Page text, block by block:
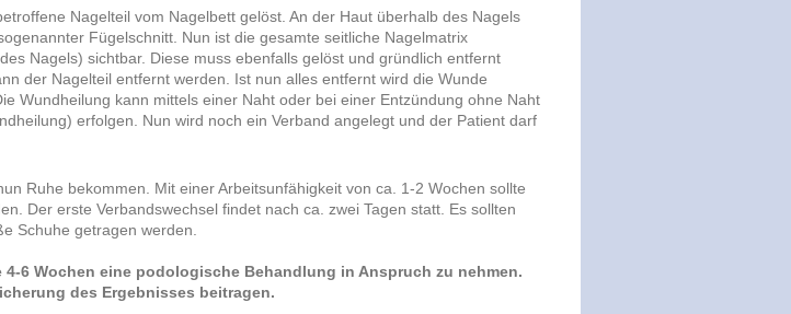
Nagelteil vom Nagelbett gelöst. An der Haut überhalb des Nagels
Fügelschnitt. Nun ist die gesamte seitliche Nagelmatrix
Nagels) sichtbar. Diese muss ebenfalls gelöst und gründlich entfernt
der Nagelteil entfernt werden. Ist nun alles entfernt wird die Wunde
Wundheilung kann mittels einer Naht oder bei einer Entzündung ohne Naht
erfolgen. Nun wird noch ein Verband angelegt und der Patient darf
Ruhe bekommen. Mit einer Arbeitsunfähigkeit von ca. 1-2 Wochen sollte
Der erste Verbandswechsel findet nach ca. zwei Tagen statt. Es sollten
Schuhe getragen werden.
4-6 Wochen eine podologische Behandlung in Anspruch zu nehmen.
des Ergebnisses beitragen.